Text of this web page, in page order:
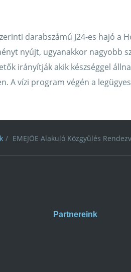
darabszámú J24-es hajó
nyújt, ugyanakkor nagyobb
irányítják akik készséggel
A vízi program végén a
EMEJÖE Alakuló Közgyűlés
Partnereink